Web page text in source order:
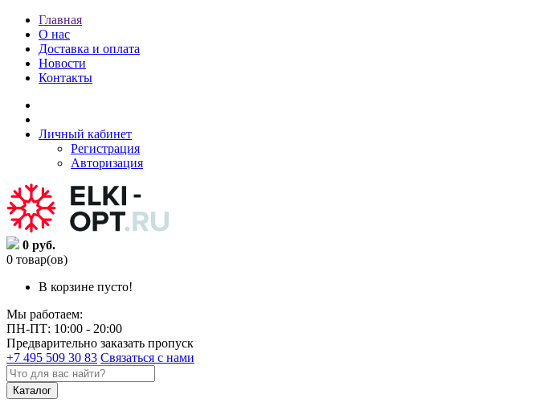
Главная
О нас
Доставка и оплата
Новости
Контакты
Личный кабинет
Регистрация
Авторизация
0 руб.
0 товар(ов)
В корзине пусто!
Мы работаем:
ПН-ПТ: 10:00 - 20:00
Предварительно заказать пропуск
+7 495 509 30 83 Связаться с нами
Каталог